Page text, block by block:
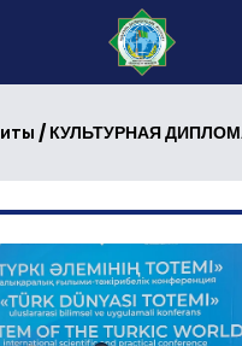
/ КУЛЬТУРНАЯ ДИПЛОМАТИЯ